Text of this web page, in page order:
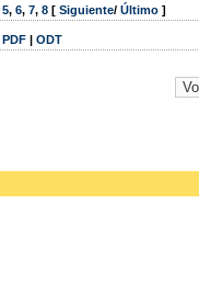
5, 6, 7, 8 [ Siguiente/ Último ]
PDF | ODT